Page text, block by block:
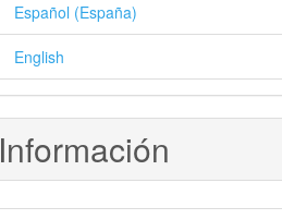
Español (España)
English
Información